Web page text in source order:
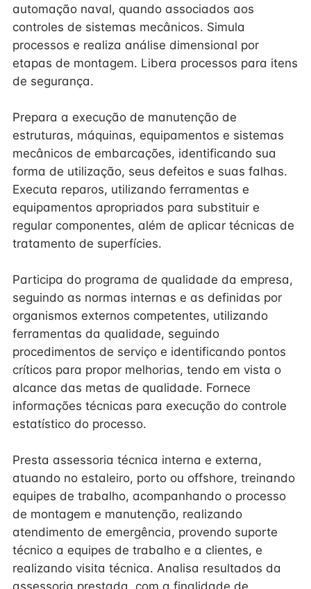
automação naval, quando associados aos
controles de sistemas mecânicos. Simula
processos e realiza análise dimensional por
etapas de montagem. Libera processos para itens
de segurança.
Prepara a execução de manutenção de
estruturas, máquinas, equipamentos e sistemas
mecânicos de embarcações, identificando sua
forma de utilização, seus defeitos e suas falhas.
Executa reparos, utilizando ferramentas e
equipamentos apropriados para substituir e
regular componentes, além de aplicar técnicas de
tratamento de superfícies.
Participa do programa de qualidade da empresa,
seguindo as normas internas e as definidas por
organismos externos competentes, utilizando
ferramentas da qualidade, seguindo
procedimentos de serviço e identificando pontos
críticos para propor melhorias, tendo em vista o
alcance das metas de qualidade. Fornece
informações técnicas para execução do controle
estatístico do processo.
Presta assessoria técnica interna e externa,
atuando no estaleiro, porto ou offshore, treinando
equipes de trabalho, acompanhando o processo
de montagem e manutenção, realizando
atendimento de emergência, provendo suporte
técnico a equipes de trabalho e a clientes, e
realizando visita técnica. Analisa resultados da
assessoria prestada, com a finalidade de